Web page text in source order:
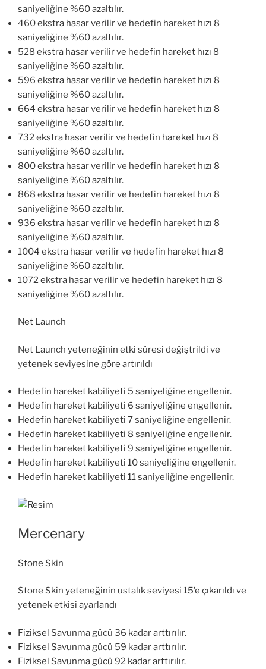
saniyeliğine %60 azaltılır.
460 ekstra hasar verilir ve hedefin hareket hızı 8
saniyeliğine %60 azaltılır.
528 ekstra hasar verilir ve hedefin hareket hızı 8
saniyeliğine %60 azaltılır.
596 ekstra hasar verilir ve hedefin hareket hızı 8
saniyeliğine %60 azaltılır.
664 ekstra hasar verilir ve hedefin hareket hızı 8
saniyeliğine %60 azaltılır.
732 ekstra hasar verilir ve hedefin hareket hızı 8
saniyeliğine %60 azaltılır.
800 ekstra hasar verilir ve hedefin hareket hızı 8
saniyeliğine %60 azaltılır.
868 ekstra hasar verilir ve hedefin hareket hızı 8
saniyeliğine %60 azaltılır.
936 ekstra hasar verilir ve hedefin hareket hızı 8
saniyeliğine %60 azaltılır.
1004 ekstra hasar verilir ve hedefin hareket hızı 8
saniyeliğine %60 azaltılır.
1072 ekstra hasar verilir ve hedefin hareket hızı 8
saniyeliğine %60 azaltılır.
Net Launch
Net Launch yeteneğinin etki süresi değiştrildi ve
yetenek seviyesine göre artırıldı
Hedefin hareket kabiliyeti 5 saniyeliğine engellenir.
Hedefin hareket kabiliyeti 6 saniyeliğine engellenir.
Hedefin hareket kabiliyeti 7 saniyeliğine engellenir.
Hedefin hareket kabiliyeti 8 saniyeliğine engellenir.
Hedefin hareket kabiliyeti 9 saniyeliğine engellenir.
Hedefin hareket kabiliyeti 10 saniyeliğine engellenir.
Hedefin hareket kabiliyeti 11 saniyeliğine engellenir.
Mercenary
Stone Skin
Stone Skin yeteneğinin ustalık seviyesi 15’e çıkarıldı ve
yetenek etkisi ayarlandı
Fiziksel Savunma gücü 36 kadar arttırılır.
Fiziksel Savunma gücü 59 kadar arttırılır.
Fiziksel Savunma gücü 92 kadar arttırılır.